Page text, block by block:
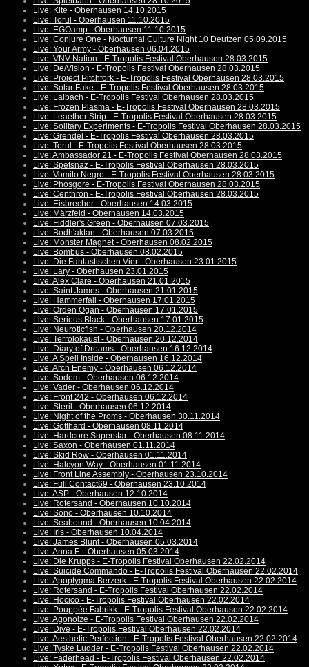
Live: Kite - Oberhausen 14.10.2015
Live: Torul - Oberhausen 11.10.2015
Live: EGOamp - Oberhausen 11.10.2015
Live: Conjure One - Nocturnal Culture Night 10 Deutzen 05.09.2015
Live: Your Army - Oberhausen 06.04.2015
Live: VNV Nation - E-Tropolis Festival Oberhausen 28.03.2015
Live: De/Vision - E-Tropolis Festival Oberhausen 28.03.2015
Live: Project Pitchfork - E-Tropolis Festival Oberhausen 28.03.2015
Live: Solar Fake - E-Tropolis Festival Oberhausen 28.03.2015
Live: Laibach - E-Tropolis Festival Oberhausen 28.03.2015
Live: Frozen Plasma - E-Tropolis Festival Oberhausen 28.03.2015
Live: Leaether Strip - E-Tropolis Festival Oberhausen 28.03.2015
Live: Solitary Experiments - E-Tropolis Festival Oberhausen 28.03.2015
Live: Grendel - E-Tropolis Festival Oberhausen 28.03.2015
Live: Torul - E-Tropolis Festival Oberhausen 28.03.2015
Live: Ambassador 21 - E-Tropolis Festival Oberhausen 28.03.2015
Live: Spetsnaz - E-Tropolis Festival Oberhausen 28.03.2015
Live: Vomito Negro - E-Tropolis Festival Oberhausen 28.03.2015
Live: Phosgore - E-Tropolis Festival Oberhausen 28.03.2015
Live: Centhron - E-Tropolis Festival Oberhausen 28.03.2015
Live: Eisbrecher - Oberhausen 14.03.2015
Live: Märzfeld - Oberhausen 14.03.2015
Live: Fiddler's Green - Oberhausen 07.03.2015
Live: Bodh'aktan - Oberhausen 07.03.2015
Live: Monster Magnet - Oberhausen 08.02.2015
Live: Bombus - Oberhausen 08.02.2015
Live: Die Fantastischen Vier - Oberhausen 23.01.2015
Live: Lary - Oberhausen 23.01.2015
Live: Alex Clare - Oberhausen 21.01.2015
Live: Saint James - Oberhausen 21.01.2015
Live: Hammerfall - Oberhausen 17.01.2015
Live: Orden Ogan - Oberhausen 17.01.2015
Live: Serious Black - Oberhausen 17.01.2015
Live: Neuroticfish - Oberhausen 20.12.2014
Live: Terrolokaust - Oberhausen 20.12.2014
Live: Diary of Dreams - Oberhausen 16.12.2014
Live: A Spell Inside - Oberhausen 16.12.2014
Live: Arch Enemy - Oberhausen 06.12.2014
Live: Sodom - Oberhausen 06.12.2014
Live: Vader - Oberhausen 06.12.2014
Live: Front 242 - Oberhausen 06.12.2014
Live: Steril - Oberhausen 06.12.2014
Live: Night of the Proms - Oberhausen 30.11.2014
Live: Gotthard - Oberhausen 08.11.2014
Live: Hardcore Superstar - Oberhausen 08.11.2014
Live: Saxon - Oberhausen 01.11.2014
Live: Skid Row - Oberhausen 01.11.2014
Live: Halcyon Way - Oberhausen 01.11.2014
Live: Front Line Assembly - Oberhausen 23.10.2014
Live: Full Contact69 - Oberhausen 23.10.2014
Live: ASP - Oberhausen 12.10.2014
Live: Rotersand - Oberhausen 10.10.2014
Live: Sono - Oberhausen 10.10.2014
Live: Seabound - Oberhausen 10.04.2014
Live: Iris - Oberhausen 10.04.2014
Live: James Blunt - Oberhausen 05.03.2014
Live: Anna F. - Oberhausen 05.03.2014
Live: Die Krupps - E-Tropolis Festival Oberhausen 22.02.2014
Live: Suicide Commando - E-Tropolis Festival Oberhausen 22.02.2014
Live: Apoptygma Berzerk - E-Tropolis Festival Oberhausen 22.02.2014
Live: Rotersand - E-Tropolis Festival Oberhausen 22.02.2014
Live: Hocico - E-Tropolis Festival Oberhausen 22.02.2014
Live: Pouppée Fabrikk - E-Tropolis Festival Oberhausen 22.02.2014
Live: Agonoize - E-Tropolis Festival Oberhausen 22.02.2014
Live: Dive - E-Tropolis Festival Oberhausen 22.02.2014
Live: Aesthetic Perfection - E-Tropolis Festival Oberhausen 22.02.2014
Live: Tyske Ludder - E-Tropolis Festival Oberhausen 22.02.2014
Live: Faderhead - E-Tropolis Festival Oberhausen 22.02.2014